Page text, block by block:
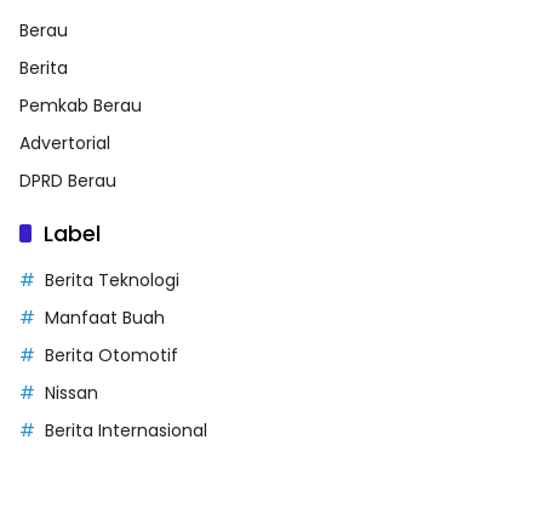
Berau
Berita
Pemkab Berau
Advertorial
DPRD Berau
Label
Berita Teknologi
Manfaat Buah
Berita Otomotif
Nissan
Berita Internasional